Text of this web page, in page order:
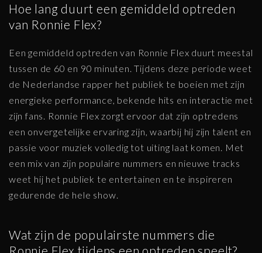
Hoe lang duurt een gemiddeld optreden
van Ronnie Flex?
Een gemiddeld optreden van Ronnie Flex duurt meestal
tussen de 60 en 90 minuten. Tijdens deze periode weet
de Nederlandse rapper het publiek te boeien met zijn
energieke performance, bekende hits en interactie met
zijn fans. Ronnie Flex zorgt ervoor dat zijn optredens
een onvergetelijke ervaring zijn, waarbij hij zijn talent en
passie voor muziek volledig tot uiting laat komen. Met
een mix van zijn populaire nummers en nieuwe tracks
weet hij het publiek te entertainen en te inspireren
gedurende de hele show.
Wat zijn de populairste nummers die